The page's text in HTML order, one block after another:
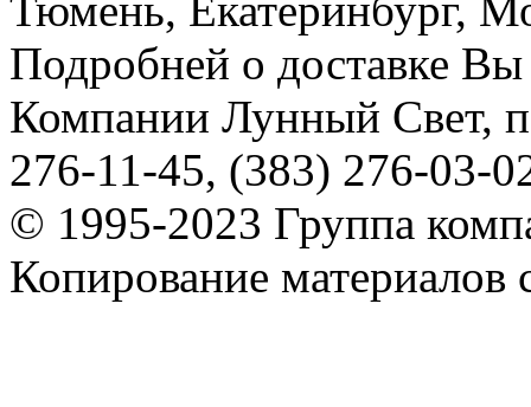
Подробней о доставке
Компании Лунный Свет,
276-11-45, (383) 276-03-
© 1995-2023 Группа
Копирование материалов